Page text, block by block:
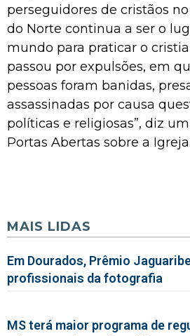
perseguidores de cristãos no
do Norte continua a ser o
mundo para praticar o
passou por expulsões, em
pessoas foram banidas,
assassinadas por causa
políticas e religiosas”, diz
Portas Abertas sobre a
MAIS LIDAS
Em Dourados, Prêmio
profissionais da fotografia
MS terá maior programa de